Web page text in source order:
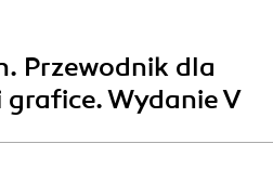
Przewodnik dla
Wydanie V